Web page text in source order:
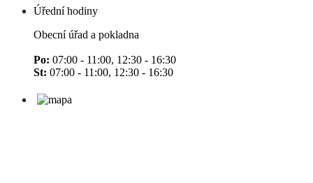
Úřední hodiny
Obecní úřad a pokladna
Po: 07:00 - 11:00, 12:30 - 16:30
St: 07:00 - 11:00, 12:30 - 16:30